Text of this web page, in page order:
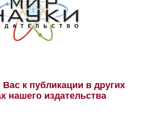
к публикации в других
нашего издательства